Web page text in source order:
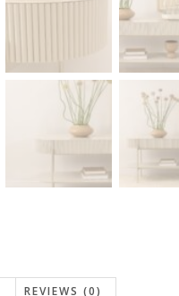
REVIEWS (0)